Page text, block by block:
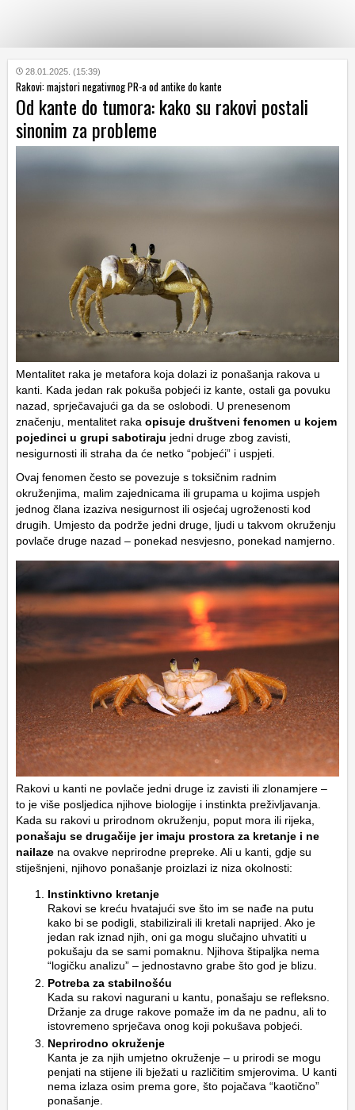
KATEGORIJE
HRVATSKI
WEB
28.01.2025. (15:39)
Rakovi: majstori negativnog PR-a od antike do kante
Od kante do tumora: kako su rakovi postali
sinonim za probleme
Mentalitet raka je metafora koja dolazi iz ponašanja rakova u
kanti. Kada jedan rak pokuša pobjeći iz kante, ostali ga povuku
nazad, sprječavajući ga da se oslobodi. U prenesenom
značenju, mentalitet raka opisuje društveni fenomen u kojem
pojedinci u grupi sabotiraju jedni druge zbog zavisti,
nesigurnosti ili straha da će netko “pobjeći” i uspjeti.
Ovaj fenomen često se povezuje s toksičnim radnim
okruženjima, malim zajednicama ili grupama u kojima uspjeh
jednog člana izaziva nesigurnost ili osjećaj ugroženosti kod
drugih. Umjesto da podrže jedni druge, ljudi u takvom okruženju
povlače druge nazad – ponekad nesvjesno, ponekad namjerno.
Rakovi u kanti ne povlače jedni druge iz zavisti ili zlonamjere –
to je više posljedica njihove biologije i instinkta preživljavanja.
Kada su rakovi u prirodnom okruženju, poput mora ili rijeka,
ponašaju se drugačije jer imaju prostora za kretanje i ne
nailaze na ovakve neprirodne prepreke. Ali u kanti, gdje su
stiješnjeni, njihovo ponašanje proizlazi iz niza okolnosti:
Instinktivno kretanje
Rakovi se kreću hvatajući sve što im se nađe na putu
kako bi se podigli, stabilizirali ili kretali naprijed. Ako je
jedan rak iznad njih, oni ga mogu slučajno uhvatiti u
pokušaju da se sami pomaknu. Njihova štipaljka nema
“logičku analizu” – jednostavno grabe što god je blizu.
Potreba za stabilnošću
Kada su rakovi nagurani u kantu, ponašaju se refleksno.
Držanje za druge rakove pomaže im da ne padnu, ali to
istovremeno sprječava onog koji pokušava pobjeći.
Neprirodno okruženje
Kanta je za njih umjetno okruženje – u prirodi se mogu
penjati na stijene ili bježati u različitim smjerovima. U kanti
nema izlaza osim prema gore, što pojačava “kaotično”
ponašanje.